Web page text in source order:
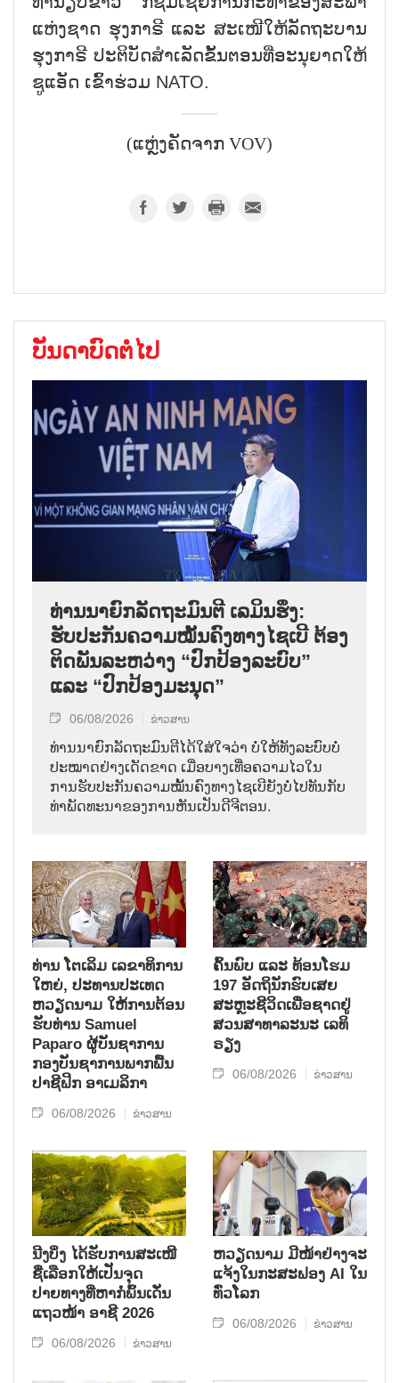
ແຫ່ງຊາດ ຮຸງກາຣີ ແລະ ສະເໜີໃຫ້ລັດຖະບານ
ຮຸງກາຣີ ປະຕິບັດສຳເລັດຂັ້ນຕອນທີ່ອະນຸຍາດໃຫ້
ຊູແອັດ ເຂົ້າຮ່ວມ NATO.
(ແຫຼ່ງຄັດຈາກ VOV)
ບັນດາບົດຕໍ່ໄປ
ທ່ານນາຍົກລັດຖະມົນຕີ ເລມິນຮຶງ:
ຮັບປະກັນຄວາມໝັ້ນຄົງທາງໄຊເບີ ຕ້ອງ
ຕິດພັນລະຫວ່າງ “ປົກປ້ອງລະບົບ”
ແລະ “ປົກປ້ອງມະນຸດ”
06/08/2026 ຂ່າວສານ
ທ່ານນາຍົກລັດຖະມົນຕີໄດ້ໃສ່ໃຈວ່າ ບໍ່ໃຫ້ທັງລະບົບບໍ່
ປະໝາດຢ່າງເດັດຂາດ ເມື່ອບາງເທື່ອຄວາມໄວໃນ
ການຮັບປະກັນຄວາມໝັ້ນຄົງທາງໄຊເບີຍັງບໍ່ໄປທັນກັບ
ທ່າພັດທະນາຂອງການຫັນເປັນດີຈີຕອນ.
ທ່ານ ໂຕ​ເລິມ ເລ​ຂາ​ທິ​ການ​
ໃຫຍ່, ປະ​ທານ​ປະ​ເທດ ​
ຫວຽດ​ນາມ ໃຫ້​ການ​ຕ້ອນ​
ຮັບ​ທ່ານ Samuel
Paparo ຜູ້​ບັນ​ຊາ​ການ
ກອງ​ບັນ​ຊາ​ການພາກ​ພື້ນ​
ປາ​ຊີ​ຟິກ ອາ​ເມ​ລິ​ກາ
06/08/2026 ຂ່າວສານ
ຄົ້ນ​ພົບ ແລະ ທ້ອນ​ໂຮມ
197 ອັດ​ຖິ​ນັກ​ຮົບ​ເສຍ​
ສະຫຼະ​ຊີ​ວິດ​ເພື່ອ​ຊາດ​ຢູ່​
ສວນ​ສາ​ທາ​ລະ​ນະ ເລ​ທິ​
ຣຽງ
06/08/2026 ຂ່າວສານ
ນີງບິ່ງ ໄດ້ຮັບການສະເໜີ
ຊື່ເລືອກໃຫ້ເປັນຈຸດ
ປາຍທາງທີ່ຫາກໍ່ພົ້ນເດັ່ນ
ແຖວໜ້າ ອາຊີ 2026
06/08/2026 ຂ່າວສານ
ຫວຽດນາມ ມີໜ້າຢ່າງຈະ
ແຈ້ງໃນກະສະຟອງ AI ໃນ
ທົ່ວໂລກ
06/08/2026 ຂ່າວສານ